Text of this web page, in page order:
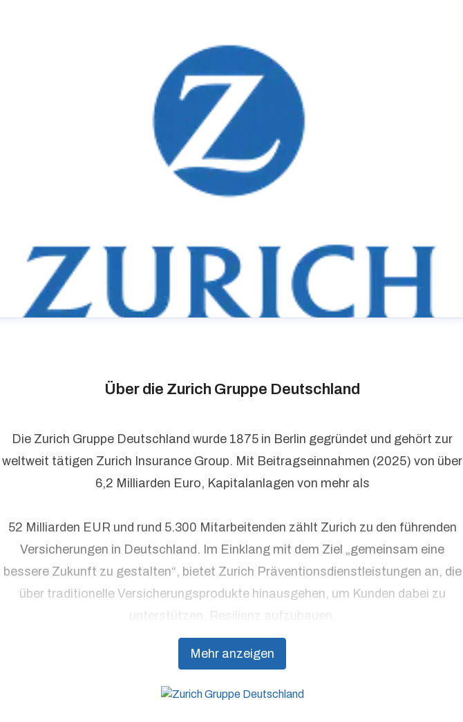
auf LinkedIn, Zurich auf X
Über die Zurich Gruppe Deutschland
Mehr anzeigen
Die Zurich Gruppe Deutschland wurde 1875 in Berlin gegründet und gehört zur
weltweit tätigen Zurich Insurance Group. Mit Beitragseinnahmen (2025) von über
6,2 Milliarden Euro, Kapitalanlagen von mehr als
52 Milliarden EUR und rund 5.300 Mitarbeitenden zählt Zurich zu den führenden
Versicherungen in Deutschland. Im Einklang mit dem Ziel „gemeinsam eine
bessere Zukunft zu gestalten“, bietet Zurich Präventionsdienstleistungen an, die
über traditionelle Versicherungsprodukte hinausgehen, um Kunden dabei zu
unterstützen, Resilienz aufzubauen.